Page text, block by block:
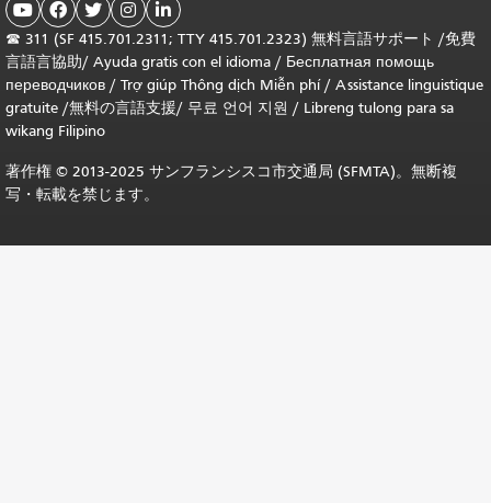
    
☎ 311 (SF 415.701.2311; TTY 415.701.2323) 無料言語サポート /免費
言語言協助/ Ayuda gratis con el idioma / Бесплатная помощь
переводчиков / Trợ giúp Thông dịch Miễn phí/ Assistance linguistique
gratuite /無料の言語支援/ 무료 언어 지원 / Libreng tulong para sa
wikang Filipino
著作権 © 2013-2025 サンフランシスコ市交通局 (SFMTA)。無断複
写・転載を禁じます。